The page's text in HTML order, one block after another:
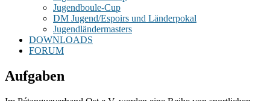
Jugendboule-Cup
DM Jugend/Espoirs und Länderpokal
Jugendländermasters
DOWNLOADS
FORUM
Aufgaben